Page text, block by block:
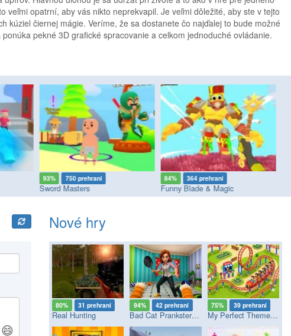
veľmi opatrní, aby vás nikto neprekvapil. Je veľmi dôležité, aby ste v tejto
kúziel čiernej mágie. Veríme, že sa dostanete čo najďalej to bude možné
pekné 3D grafické spracovanie a celkom jednoduché ovládanie.
93% 750 prehraní
Sword Masters
84% 364 prehraní
Funny Blade & Magic
😄
Nové hry
80% 31 prehraní
Real Hunting
94% 42 prehraní
Bad Cat Prankster - Mom’s Return
75% 39 prehraní
My Perfect Theme Park